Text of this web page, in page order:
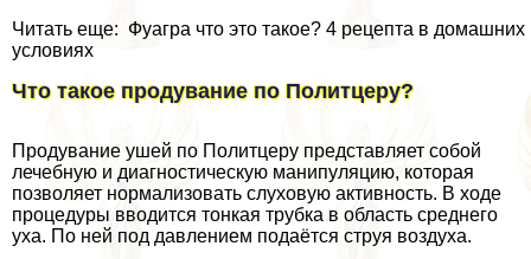
Читать еще: Фуагра что это такое? 4 рецепта в домашних
условиях
Что такое продувание по Политцеру?
Продувание ушей по Политцеру представляет собой
лечебную и диагностическую манипуляцию, которая
позволяет нормализовать слуховую активность. В ходе
процедуры вводится тонкая трубка в область среднего
уха. По ней под давлением подаётся струя воздуха.